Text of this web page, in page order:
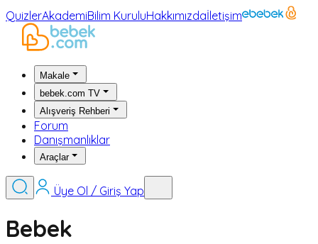
QuizlerAkademiBilim KuruluHakkımızdaİletişim
Makale
bebek.com TV
Alışveriş Rehberi
Forum
Danışmanlıklar
Araçlar
Üye Ol / Giriş Yap
Bebek